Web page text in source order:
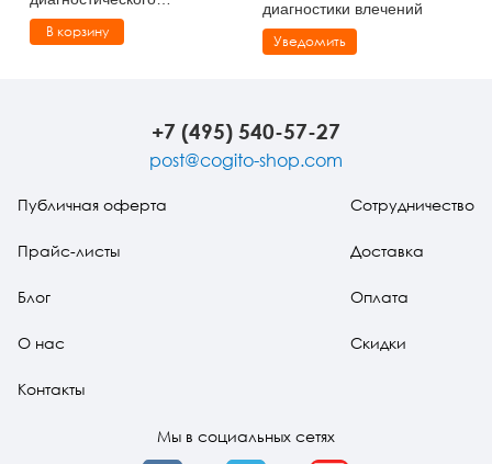
эксперимента по
исследованию восприятия
В корзину
диагностики влечений
Уведомить
+7 (495) 540-57-27
post@cogito-shop.com
Публичная оферта
Прайс-листы
Блог
О нас
Контакты
Сотрудничество
Доставка
Оплата
Скидки
Мы в социальных сетях